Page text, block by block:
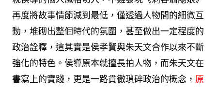
再度將故事情節減到最低，僅透過人物間的細微互
動，堆砌出整個時代的氛圍，甚至做出一定程度的
政治詮釋，這其實是侯孝賢與朱天文合作以來不斷
強化的特色。侯導原本就擅長拍人物，而朱天文在
書寫上的實踐，更是一路貫徹瑣碎政治的概念， 原